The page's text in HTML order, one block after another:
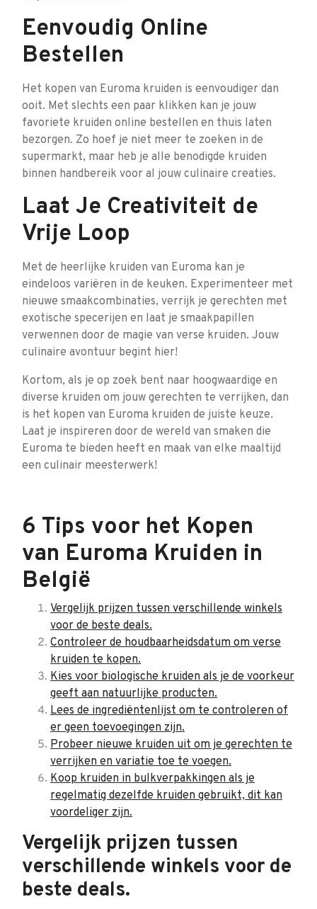
Eenvoudig Online
Bestellen
Het kopen van Euroma kruiden is eenvoudiger dan
ooit. Met slechts een paar klikken kan je jouw
favoriete kruiden online bestellen en thuis laten
bezorgen. Zo hoef je niet meer te zoeken in de
supermarkt, maar heb je alle benodigde kruiden
binnen handbereik voor al jouw culinaire creaties.
Laat Je Creativiteit de
Vrije Loop
Met de heerlijke kruiden van Euroma kan je
eindeloos variëren in de keuken. Experimenteer met
nieuwe smaakcombinaties, verrijk je gerechten met
exotische specerijen en laat je smaakpapillen
verwennen door de magie van verse kruiden. Jouw
culinaire avontuur begint hier!
Kortom, als je op zoek bent naar hoogwaardige en
diverse kruiden om jouw gerechten te verrijken, dan
is het kopen van Euroma kruiden de juiste keuze.
Laat je inspireren door de wereld van smaken die
Euroma te bieden heeft en maak van elke maaltijd
een culinair meesterwerk!
6 Tips voor het Kopen
van Euroma Kruiden in
België
Vergelijk prijzen tussen verschillende winkels
voor de beste deals.
Controleer de houdbaarheidsdatum om verse
kruiden te kopen.
Kies voor biologische kruiden als je de voorkeur
geeft aan natuurlijke producten.
Lees de ingrediëntenlijst om te controleren of
er geen toevoegingen zijn.
Probeer nieuwe kruiden uit om je gerechten te
verrijken en variatie toe te voegen.
Koop kruiden in bulkverpakkingen als je
regelmatig dezelfde kruiden gebruikt, dit kan
voordeliger zijn.
Vergelijk prijzen tussen
verschillende winkels voor de
beste deals.